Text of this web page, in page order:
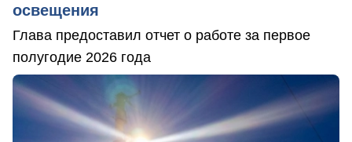
освещения
Глава предоставил отчет о работе за первое
полугодие 2026 года